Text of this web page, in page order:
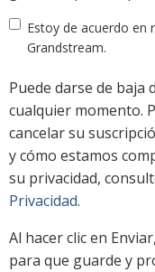
Estoy de acuerdo en
Grandstream.
Puede darse de baja
cualquier momento.
cancelar su
y cómo estamos
su privacidad,
Privacidad.
Al hacer clic en
para que guarde y